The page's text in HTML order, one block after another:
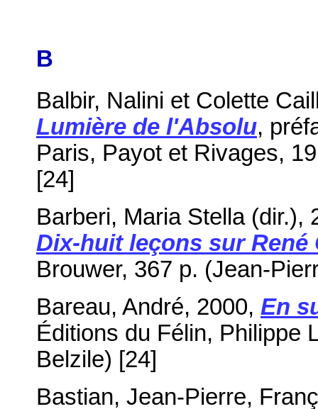
B
Balbir, Nalini et Colette
Lumière de l'Absolu,
Paris, Payot et Rivages,
[24]
Barberi, Maria Stella (dir.),
Dix-huit leçons sur René
Brouwer, 367 p. (Jean-
Bareau, André, 2000, En
Éditions du Félin, Philippe
Belzile) [24]
Bastian, Jean-Pierre,